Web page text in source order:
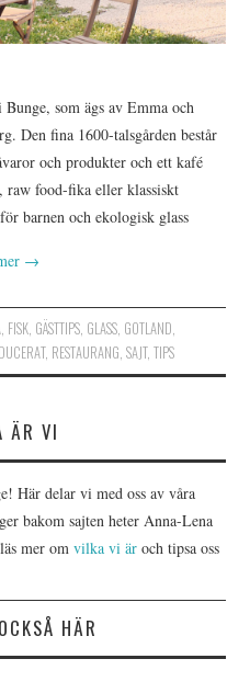
Bunge, som ägs av Emma och
Den fina 1600-talsgården består
och produkter och ett kafé
raw food-fika eller klassiskt
barnen och ekologisk glass
→
, FISK, GÄSTTIPS, GLASS, GOTLAND
, RESTAURANG ,SAJT,TIPS
ÄR VI
Här delar vi med oss av våra
bakom sajten heter Anna-Lena
mer omvilka vi är och tipsa oss
HÄR